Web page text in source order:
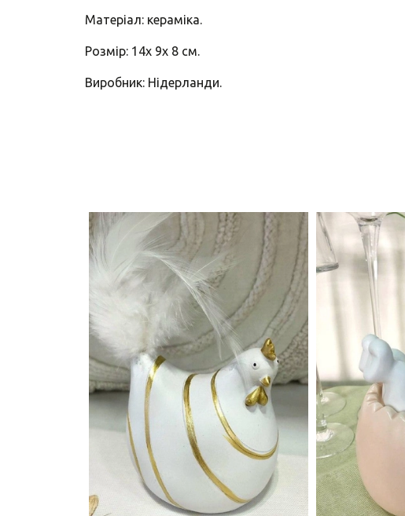
Матеріал: кераміка.
Розмір: 14х 9х 8 см.
Виробник: Нідерланди.